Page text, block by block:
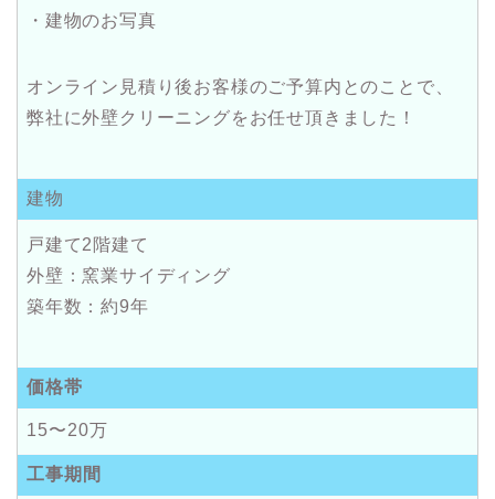
・建物のお写真
オンライン見積り後お客様のご予算内とのことで、
弊社に外壁クリーニングをお任せ頂きました！
建物
戸建て2階建て
外壁：窯業サイディング
築年数：約9年
価格帯
15〜20万
工事期間